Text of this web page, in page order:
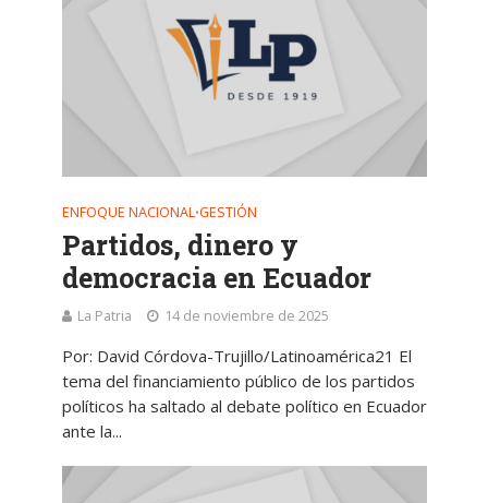
ENFOQUE NACIONAL•GESTIÓN
Partidos, dinero y
democracia en Ecuador
La Patria 14 de noviembre de 2025
Por: David Córdova-Trujillo/Latinoamérica21 El
tema del financiamiento público de los partidos
políticos ha saltado al debate político en Ecuador
ante la...